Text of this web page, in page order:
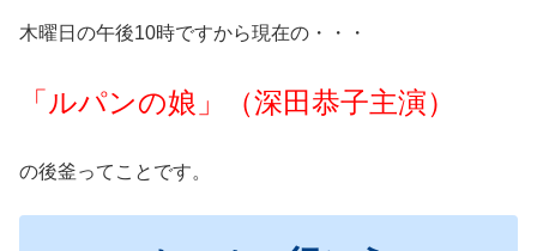
木曜日の午後10時ですから現在の・・・
「ルパンの娘」（深田恭子主演）
の後釜ってことです。